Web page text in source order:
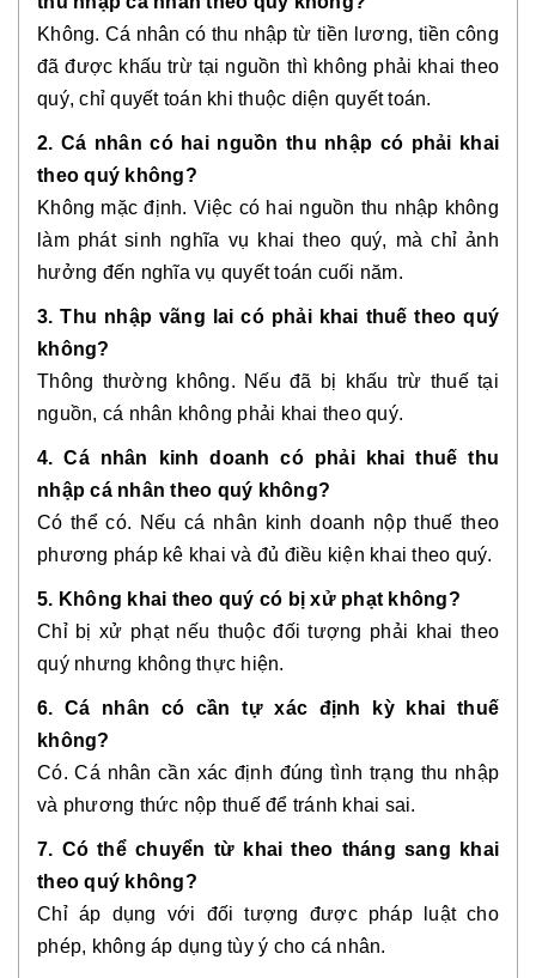
Không. Cá nhân có thu nhập từ tiền lương, tiền công
đã được khấu trừ tại nguồn thì không phải khai theo
quý, chỉ quyết toán khi thuộc diện quyết toán.
2. Cá nhân có hai nguồn thu nhập có phải khai
theo quý không?
Không mặc định. Việc có hai nguồn thu nhập không
làm phát sinh nghĩa vụ khai theo quý, mà chỉ ảnh
hưởng đến nghĩa vụ quyết toán cuối năm.
3. Thu nhập vãng lai có phải khai thuế theo quý
không?
Thông thường không. Nếu đã bị khấu trừ thuế tại
nguồn, cá nhân không phải khai theo quý.
4. Cá nhân kinh doanh có phải khai thuế thu
nhập cá nhân theo quý không?
Có thể có. Nếu cá nhân kinh doanh nộp thuế theo
phương pháp kê khai và đủ điều kiện khai theo quý.
5. Không khai theo quý có bị xử phạt không?
Chỉ bị xử phạt nếu thuộc đối tượng phải khai theo
quý nhưng không thực hiện.
6. Cá nhân có cần tự xác định kỳ khai thuế
không?
Có. Cá nhân cần xác định đúng tình trạng thu nhập
và phương thức nộp thuế để tránh khai sai.
7. Có thể chuyển từ khai theo tháng sang khai
theo quý không?
Chỉ áp dụng với đối tượng được pháp luật cho
phép, không áp dụng tùy ý cho cá nhân.